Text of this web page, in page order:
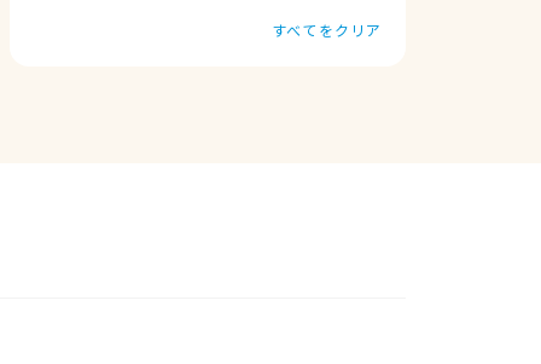
すべてをクリア